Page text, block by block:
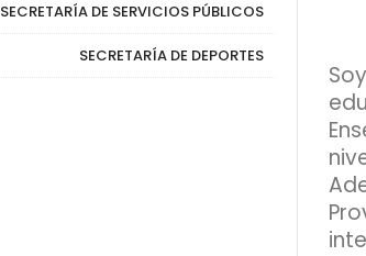
SECRETARÍA DE SERVICIOS PÚBLICOS
SECRETARÍA DE DEPORTES